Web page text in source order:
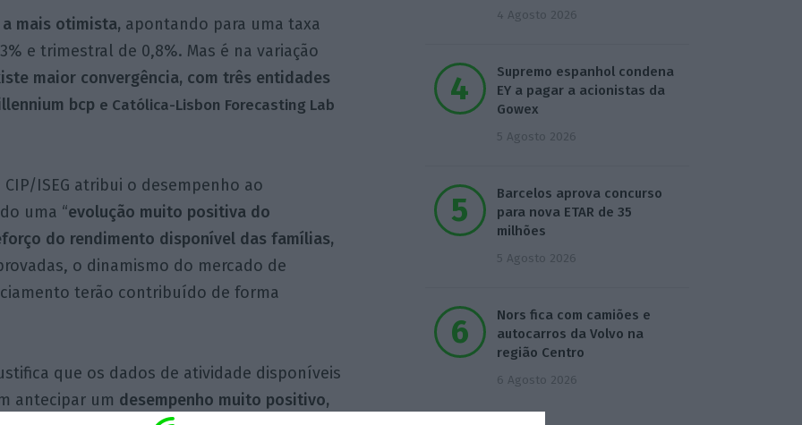
a mais otimista, apontando para uma taxa
e trimestral de 0,8%. Mas é na variação
maior convergência, com três entidades
bcp e Católica-Lisbon Forecasting Lab
ISEG atribui o desempenho ao
uma “evolução muito positiva do
do rendimento disponível das famílias,
o dinamismo do mercado de
terão contribuído de forma
que os dados de atividade disponíveis
antecipar um desempenho muito positivo,
4 Agosto 2026
Supremo espanhol condena
EY a pagar a acionistas da
Gowex
5 Agosto 2026
Barcelos aprova concurso
para nova ETAR de 35
milhões
5 Agosto 2026
Nors fica com camiões e
autocarros da Volvo na
região Centro
6 Agosto 2026